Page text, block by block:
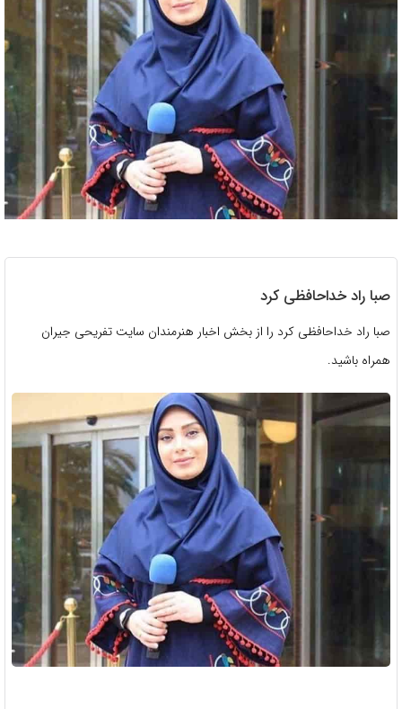
صبا راد خداحافظی کرد
صبا راد خداحافظی کرد را از بخش اخبار هنرمندان سایت تفریحی جیران
همراه باشید.